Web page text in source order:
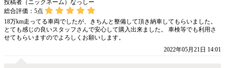
投稿者（ニックネーム）なっしー
総合評価： 5点
18万km走ってる車両でしたが、きちんと整備して頂き納車してもらいました。
とても感じの良いスタッフさんで安心して購入出来ました。 車検等でも利用さ
せてもらいますのでよろしくお願いします。
2022年05月21日 14:01